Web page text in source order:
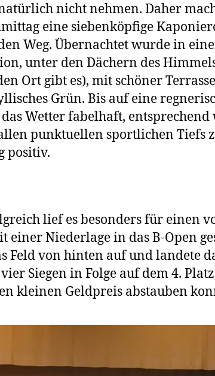
nicht nehmen. Daher
eine siebenköpfige
Weg. Übernachtet wurde in
unter den Dächern des
Ort gibt es), mit schöner
Grün. Bis auf eine
Wetter fabelhaft, entsprechend
punktuellen sportlichen Tiefs
positiv.
lief es besonders für einen
einer Niederlage in das B-Open
Feld von hinten auf und landete
Siegen in Folge auf dem 4.
kleinen Geldpreis abstauben